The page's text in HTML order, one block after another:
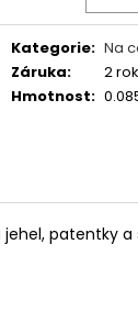
Kategorie: Na
Záruka:
2
Hmotnost:
patentky